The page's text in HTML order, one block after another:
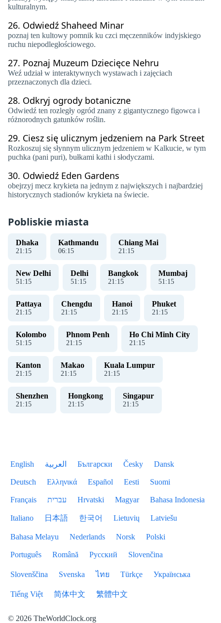
kulturalnym.
26. Odwiedź Shaheed Minar
poznaj ten kultowy pomnik ku czci męczenników indyjskiego
ruchu niepodległościowego.
27. Poznaj Muzeum Dziecięce Nehru
Weź udział w interaktywnych wystawach i zajęciach
przeznaczonych dla dzieci.
28. Odkryj ogrody botaniczne
Odwiedź ten rozległy ogród znany z gigantycznego figowca i
różnorodnych gatunków roślin.
29. Ciesz się ulicznym jedzeniem na Park Street
Rozkoszuj się słynnym ulicznym jedzeniem w Kalkucie, w tym
puchka (pani puri), bułkami kathi i słodyczami.
30. Odwiedź Eden Gardens
obejrzyj mecz krykieta na jednym z największych i najbardziej
historycznych stadionów krykieta na świecie.
Pobliskie miasta
Dhaka
21:15
Kathmandu
06:15
Chiang Mai
21:15
New Delhi
51:15
Delhi
51:15
Bangkok
21:15
Mumbaj
51:15
Pattaya
21:15
Chengdu
21:15
Hanoi
21:15
Phuket
21:15
Kolombo
51:15
Phnom Penh
21:15
Ho Chi Minh City
21:15
Kanton
21:15
Makao
21:15
Kuala Lumpur
21:15
Shenzhen
21:15
Hongkong
21:15
Singapur
21:15
English العربية Български Česky Dansk
Deutsch Ελληνικά Español Eesti Suomi
Français עברית Hrvatski Magyar Bahasa Indonesia
Italiano 日本語 한국어 Lietuvių Latviešu
Bahasa Melayu Nederlands Norsk Polski
Português Română Русский Slovenčina
Slovenščina Svenska ไทย Türkçe Українська
Tiếng Việt 简体中文 繁體中文
© 2026 TheWorldClock.org